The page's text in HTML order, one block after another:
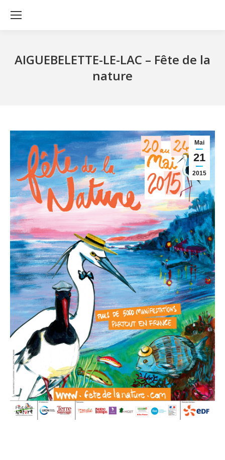
AIGUEBELETTE-LE-LAC – Fête de la
nature
Mai
21
2015